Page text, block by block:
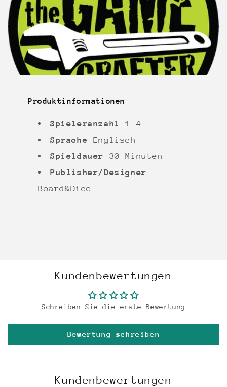
Produktinformationen
Spieleranzahl1-4
Sprache Englisch
Spieldauer 30 Minuten
Publisher/Designer
Board&Dice
Kundenbewertungen
Schreiben Sie die erste Bewertung
Bewertung schreiben
Kundenbewertungen